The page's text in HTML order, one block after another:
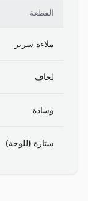
القطعة
ملاءة سرير
لحاف
وسادة
ستارة (للوحة)